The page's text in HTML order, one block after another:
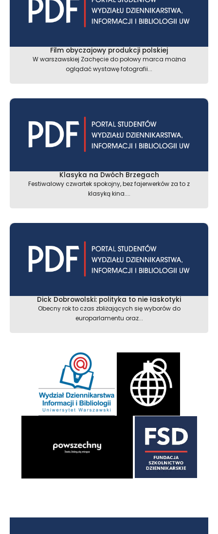
Film obyczajowy produkcji polskiej
W warszawskiej Zachęcie do połowy marca można
oglądać wystawę fotografii...
Klasyka na Dwóch Brzegach
Festiwalowy czwartek spokojny, bez fajerwerków za to z
klasyką kina....
Dick Dobrowolski: polityka to nie łaskotyki
Obecny rok to czas zbliżających się wyborów do
europarlamentu oraz...